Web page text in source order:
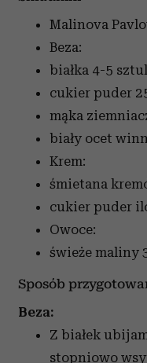
Malinova
Beza:
białka 4-5
cukier puder
mąka
biały ocet
Krem:
śmietana
cukier puder
Owoce:
świeże maliny
Sposób
Beza:
Z białek
stopniowo